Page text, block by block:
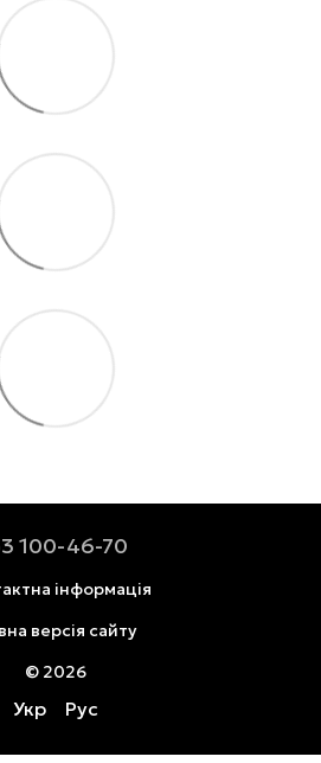
100-46-70
інформація
версія сайту
© 2026
Укр Рус